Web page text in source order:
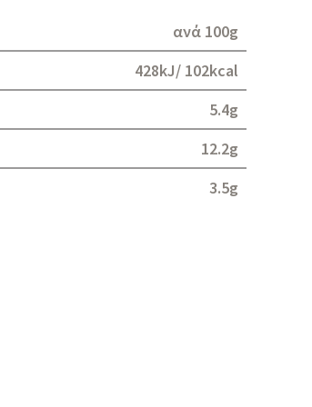
ανά 100g
428kJ/ 102kcal
5.4g
12.2g
3.5g